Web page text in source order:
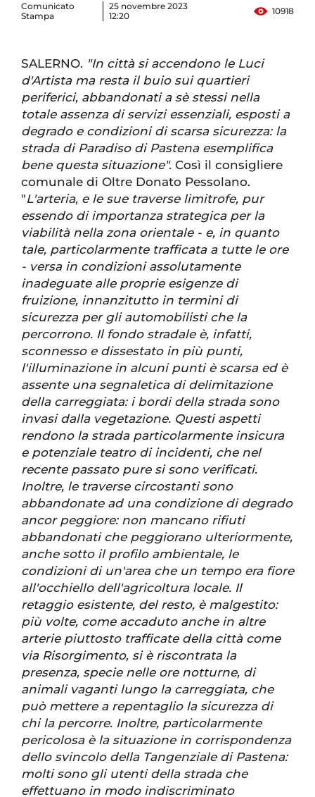
Comunicato
Stampa
25 novembre 2023
12:20
10918
SALERNO. "In città si accendono le Luci
d'Artista ma resta il buio sui quartieri
periferici, abbandonati a sè stessi nella
totale assenza di servizi essenziali, esposti a
degrado e condizioni di scarsa sicurezza: la
strada di Paradiso di Pastena esemplifica
bene questa situazione". Così il consigliere
comunale di Oltre Donato Pessolano.
"L'arteria, e le sue traverse limitrofe, pur
essendo di importanza strategica per la
viabilità nella zona orientale - e, in quanto
tale, particolarmente trafficata a tutte le ore
- versa in condizioni assolutamente
inadeguate alle proprie esigenze di
fruizione, innanzitutto in termini di
sicurezza per gli automobilisti che la
percorrono. Il fondo stradale è, infatti,
sconnesso e dissestato in più punti,
l'illuminazione in alcuni punti è scarsa ed è
assente una segnaletica di delimitazione
della carreggiata: i bordi della strada sono
invasi dalla vegetazione. Questi aspetti
rendono la strada particolarmente insicura
e potenziale teatro di incidenti, che nel
recente passato pure si sono verificati.
Inoltre, le traverse circostanti sono
abbandonate ad una condizione di degrado
ancor peggiore: non mancano rifiuti
abbandonati che peggiorano ulteriormente,
anche sotto il profilo ambientale, le
condizioni di un'area che un tempo era fiore
all'occhiello dell'agricoltura locale. Il
retaggio esistente, del resto, è malgestito:
più volte, come accaduto anche in altre
arterie piuttosto trafficate della città come
via Risorgimento, si è riscontrata la
presenza, specie nelle ore notturne, di
animali vaganti lungo la carreggiata, che
può mettere a repentaglio la sicurezza di
chi la percorre. Inoltre, particolarmente
pericolosa è la situazione in corrispondenza
dello svincolo della Tangenziale di Pastena:
molti sono gli utenti della strada che
effettuano in modo indiscriminato